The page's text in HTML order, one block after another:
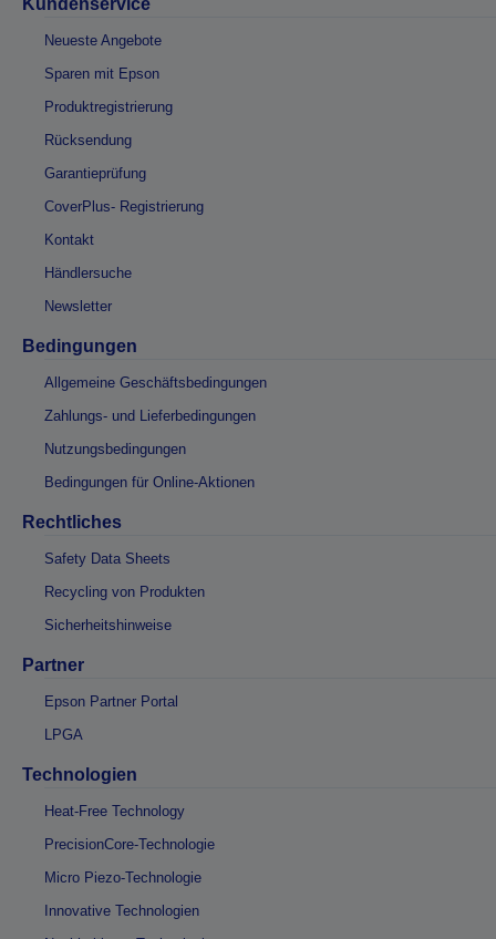
Kundenservice
Neueste Angebote
Sparen mit Epson
Produktregistrierung
Rücksendung
Garantieprüfung
CoverPlus- Registrierung
Kontakt
Händlersuche
Newsletter
Bedingungen
Allgemeine Geschäftsbedingungen
Zahlungs- und Lieferbedingungen
Nutzungsbedingungen
Bedingungen für Online-Aktionen
Rechtliches
Safety Data Sheets
Recycling von Produkten
Sicherheitshinweise
Partner
Epson Partner Portal
LPGA
Technologien
Heat-Free Technology
PrecisionCore-Technologie
Micro Piezo-Technologie
Innovative Technologien